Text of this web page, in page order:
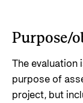
Purpose/
The evaluation
purpose of
project, but